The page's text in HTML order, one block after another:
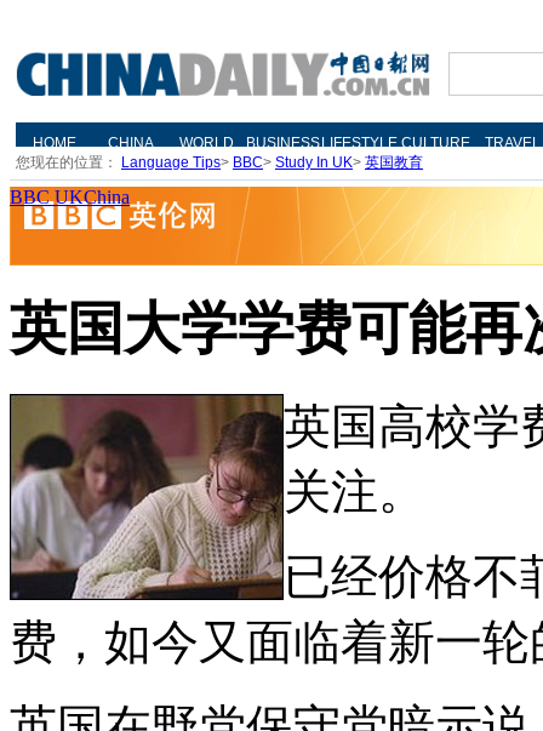
您现在的位置： Language Tips> BBC> Study In UK> 英国教育
BBC UKChina
英国大学学费可能再
英国高校学
关注。
已经价格不
费，如今又面临着新一